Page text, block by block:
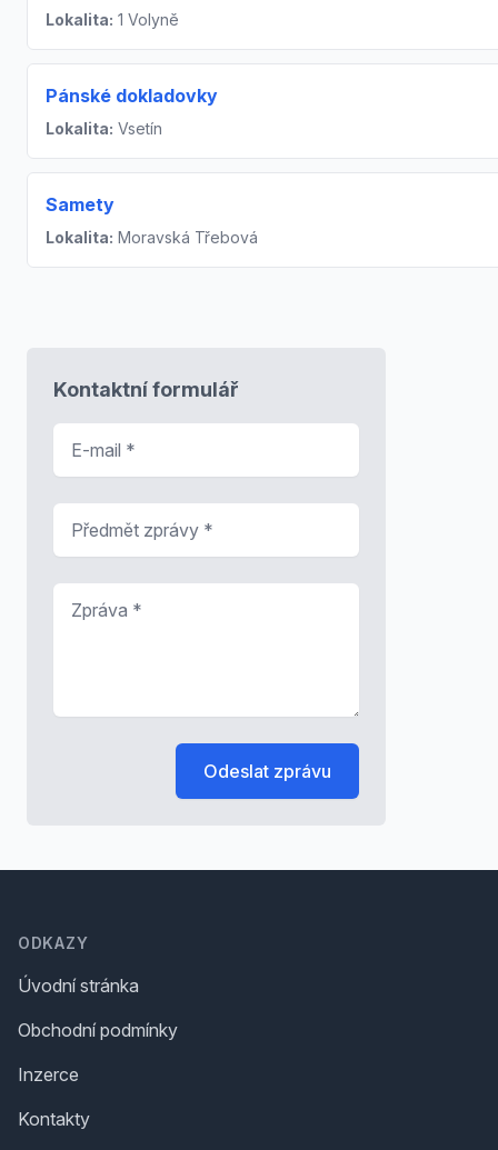
Lokalita: 1 Volyně
Pánské dokladovky
Lokalita: Vsetín
Samety
Lokalita: Moravská Třebová
Kontaktní formulář
Odeslat zprávu
ODKAZY
Úvodní stránka
Obchodní podmínky
Inzerce
Kontakty